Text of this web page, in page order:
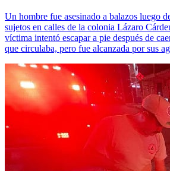
Un hombre fue asesinado a balazos luego
sujetos en calles de la colonia Lázaro
víctima intentó escapar a pie después de
que circulaba, pero fue alcanzada por sus